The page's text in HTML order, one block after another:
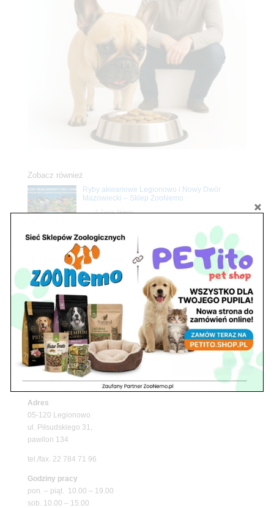
Zobacz również
Z Życia Sklepu
Ryby akwariowe Legionowo i Nowy Dwór
Mazowiecki – Sklep ZooNemo
Z Życia Sklepu
Stwórz podwodne arcydzieło: Najpiękniejsze
rośliny akwariowe w ZooNemo – Legionowo i
Nowy Dwór Mazowiecki
Upały wracają! Zadbaj o komfort swojego pupila
z matami chłodzącymi ZooNemo
Z Życia Sklepu
Petito Pet Shop – Internetowy Sklep Zoologiczny
Online! Wszystko Dla Twojego Pupila | ZooNemo
Adres
05-120 Legionowo
ul. Piłsudskiego 31,
pawilon 134
tel./fax. 22 784 71 96
Godziny pracy
pon. – piąt. 10.00 – 19.00
sob. 10.00 – 15.00